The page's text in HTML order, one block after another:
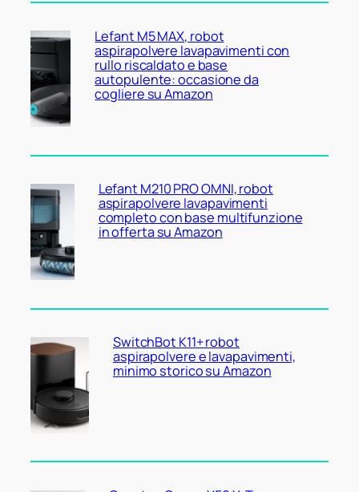
Lefant M5 MAX, robot
aspirapolvere lavapavimenti con
rullo riscaldato e base
autopulente: occasione da
cogliere su Amazon
Lefant M210 PRO OMNI, robot
aspirapolvere lavapavimenti
completo con base multifunzione
in offerta su Amazon
SwitchBot K11+ robot
aspirapolvere e lavapavimenti,
minimo storico su Amazon